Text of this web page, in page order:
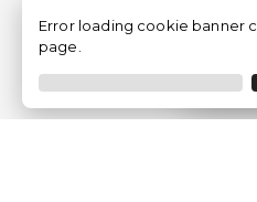
Error loading cookie banner
page.